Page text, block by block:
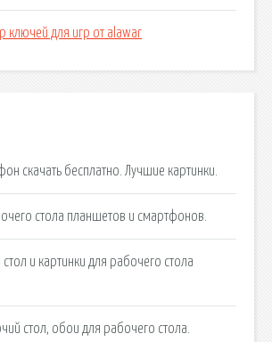
ключей для игр от alawar
скачать бесплатно. Лучшие картинки.
стола планшетов и смартфонов.
и картинки для рабочего стола
стол, обои для рабочего стола.